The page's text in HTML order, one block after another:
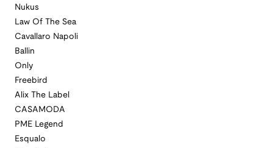
Nukus
Law Of The Sea
Cavallaro Napoli
Ballin
Only
Freebird
Alix The Label
CASAMODA
PME Legend
Esqualo